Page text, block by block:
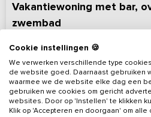
Vakantiewoning met bar,
zwembad
7 - 17 10 10 5
Cookie instellingen 🍪
We verwerken verschillende type
de website goed. Daarnaast gebruiken
waarmee we de website elke dag een
gebruiken we cookies om gericht
websites. Door op 'Instellen' te klikken
Klik op 'Accepteren en doorgaan' om